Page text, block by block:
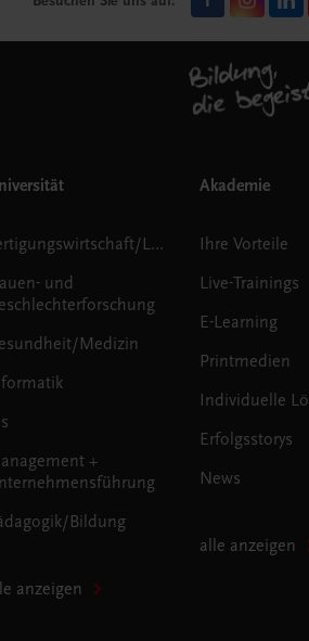
Fertigungswirtschaft/Logistik
und
Medizin
+
Bildung
anzeigen
Akademie
Ihre Vorteile
Live-Trainings
E-Learning
Printmedien
Individuelle
Erfolgsstorys
News
alle anzeigen